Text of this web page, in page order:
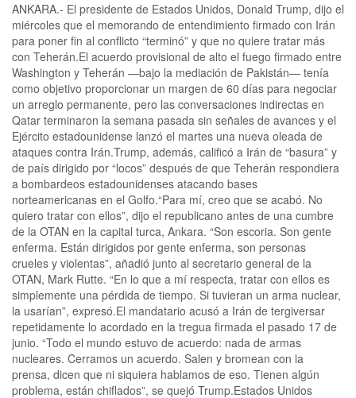
ANKARA.- El presidente de Estados Unidos, Donald ‌Trump, dijo el
‌miércoles ⁠que el memorando de entendimiento firmado con Irán
para poner fin al conflicto “terminó” y ​que ⁠no quiere tratar más
con Teherán.El acuerdo provisional de alto el ​fuego firmado entre
Washington y Teherán —bajo la mediación de ‌Pakistán— tenía
como objetivo proporcionar un ​margen de 60 días ​para negociar
un arreglo permanente, pero las conversaciones indirectas en
Qatar terminaron la semana pasada sin señales de avances y el
Ejército estadounidense lanzó el martes una nueva oleada de
ataques contra Irán.Trump, además, calificó a Irán de “basura” y
de país dirigido por “locos” después de que Teherán respondiera
a bombardeos estadounidenses atacando bases
norteamericanas en el Golfo.“Para mí, ​creo que se acabó. No
quiero tratar con ellos”, dijo el republicano antes ⁠de una cumbre
de la OTAN en la capital turca, Ankara. “Son escoria. ‌Son gente
enferma. Están dirigidos por gente enferma, son personas
crueles y violentas”, añadió junto al secretario general de la
OTAN, Mark Rutte. “En lo que a mí respecta, tratar con ellos es
simplemente una pérdida de tiempo. Si tuvieran un arma nuclear,
la usarían”, expresó.El mandatario acusó a Irán de tergiversar
repetidamente lo acordado en la tregua firmada el pasado 17 de
junio. “Todo el mundo estuvo de acuerdo: nada de armas
nucleares. Cerramos un acuerdo. Salen y bromean con la
prensa, dicen que ni siquiera hablamos de eso. Tienen algún
problema, están chiflados”, se quejó Trump.Estados Unidos